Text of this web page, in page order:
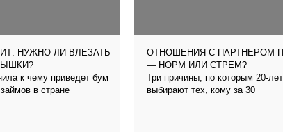
НУЖНО ЛИ ВЛЕЗАТЬ
к чему приведет бум
в стране
ОТНОШЕНИЯ С ПАРТНЕРОМ
— НОРМ ИЛИ СТРЕМ?
Три причины, по которым 20-
выбирают тех, кому за 30